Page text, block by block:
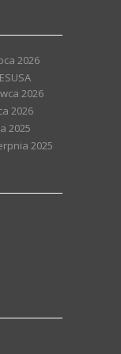
2026
2026
2026
2025
2025